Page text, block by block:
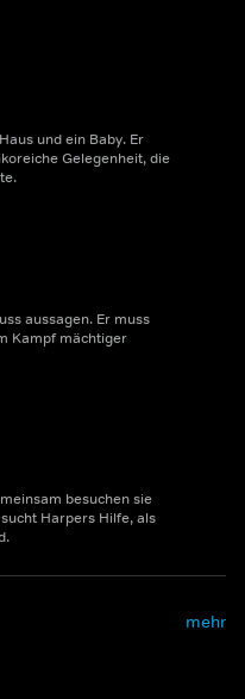
und ein Baby. Er
Gelegenheit, die
aussagen. Er muss
Kampf mächtiger
besuchen sie
Harpers Hilfe, als
mehr